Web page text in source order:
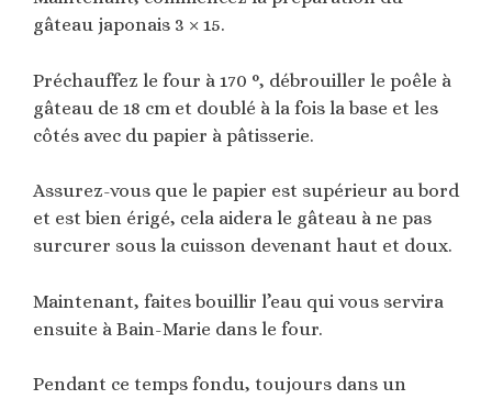
gâteau japonais 3 × 15.
Préchauffez le four à 170 °, débrouiller le poêle à
gâteau de 18 cm et doublé à la fois la base et les
côtés avec du papier à pâtisserie.
Assurez-vous que le papier est supérieur au bord
et est bien érigé, cela aidera le gâteau à ne pas
surcurer sous la cuisson devenant haut et doux.
Maintenant, faites bouillir l’eau qui vous servira
ensuite à Bain-Marie dans le four.
Pendant ce temps fondu, toujours dans un